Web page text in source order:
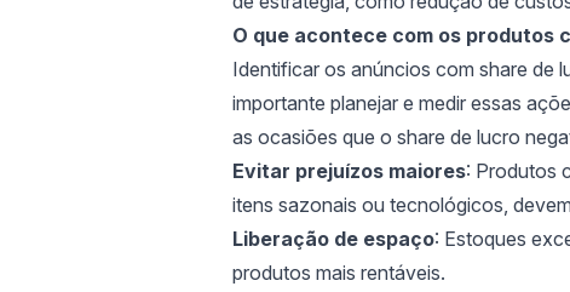
O que acontece com os produtos
Identificar os anúncios com share de
importante planejar e medir essas
as ocasiões que o share de lucro
Evitar prejuízos maiores: Produtos
itens sazonais ou tecnológicos,
Liberação de espaço: Estoques
produtos mais rentáveis.